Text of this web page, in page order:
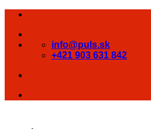
Skip
content
info@puls.sk
+421 903 631 842